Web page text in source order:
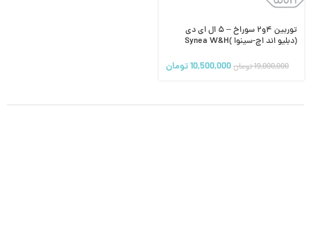
توربین ۴و۲ سوراخ – ۵ ال ای دی
(دبلیو اند اچ-سینوا )Synea W&H
19,000,000تومان10,500,000تومان